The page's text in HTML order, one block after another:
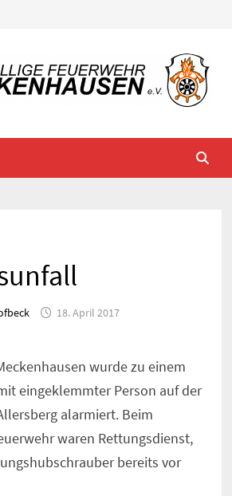
18. April 2017
wurde zu einem
eingeklemmter Person auf der
alarmiert. Beim
waren Rettungsdienst,
bereits vor